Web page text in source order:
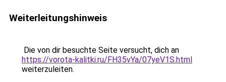
Weiterleitungshinweis
Die von dir besuchte Seite versucht, dich an
https://vorota-kalitki.ru/FH35vYa/07yeV1S.html
weiterzuleiten.